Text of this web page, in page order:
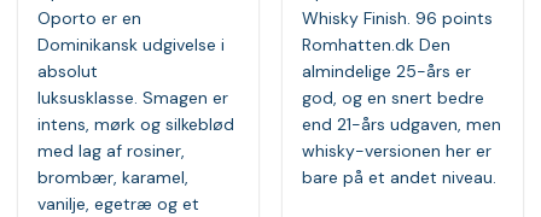
Oporto er en
Dominikansk udgivelse i
absolut
luksusklasse. Smagen er
intens, mørk og silkeblød
med lag af rosiner,
brombær, karamel,
vanilje, egetræ og et
Whisky Finish. 96 points
Romhatten.dk Den
almindelige 25-års er
god, og en snert bedre
end 21-års udgaven, men
whisky-versionen her er
bare på et andet niveau.